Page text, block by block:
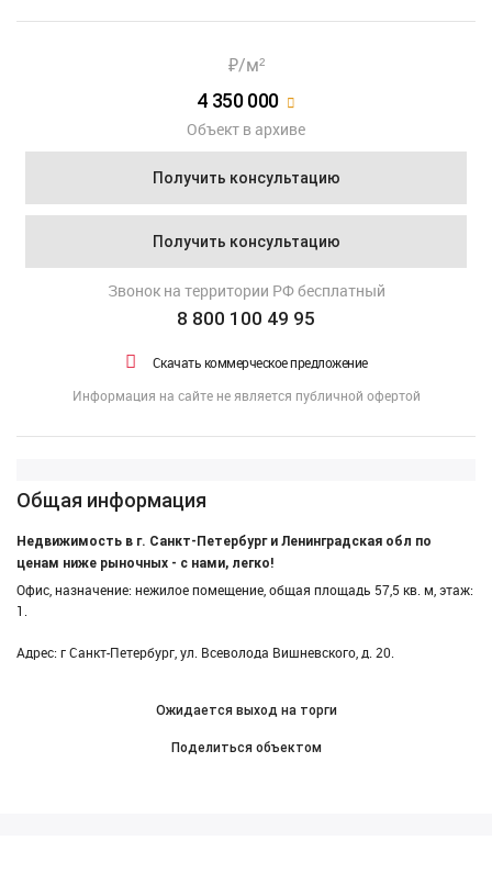
₽/м²
4 350 000
Объект в архиве
Получить консультацию
Получить консультацию
Звонок на территории РФ бесплатный
8 800 100 49 95
Скачать коммерческое предложение
Информация на сайте не является публичной офертой
Общая информация
Недвижимость в г. Санкт-Петербург и Ленинградская обл по
ценам ниже рыночных - с нами, легко!
Офис, назначение: нежилое помещение, общая площадь 57,5 кв. м, этаж:
1.
Адрес: г Санкт-Петербург, ул. Всеволода Вишневского, д. 20.
Ожидается выход на торги
Поделиться объектом